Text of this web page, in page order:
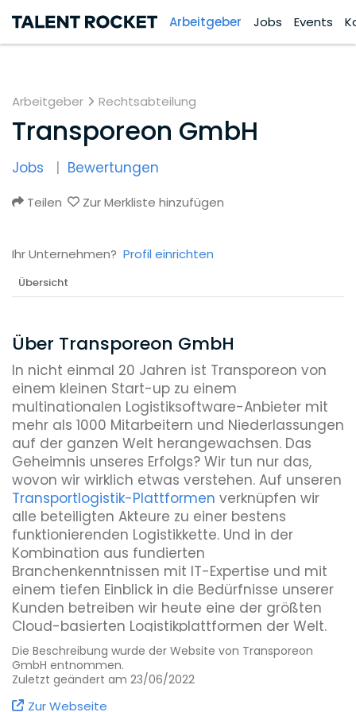
Arbeitgeber Jobs Events
Arbeitgeber Rechtsabteilung
Transporeon GmbH
Jobs Bewertungen
Teilen Zur Merkliste hinzufügen
Ihr Unternehmen? Profil einrichten
Übersicht
Über Transporeon GmbH
In nicht einmal 20 Jahren ist Transporeon von
einem kleinen Start-up zu einem
multinationalen Logistiksoftware-Anbieter mit
mehr als 1000 Mitarbeitern und Niederlassungen
auf der ganzen Welt herangewachsen. Das
Geheimnis unseres Erfolgs? Wir tun nur das,
wovon wir wirklich etwas verstehen. Auf unseren
Transportlogistik-Plattformen verknüpfen wir
alle beteiligten Akteure zu einer bestens
funktionierenden Logistikkette. Und in der
Kombination aus fundierten
Branchenkenntnissen mit IT-Expertise und mit
einem tiefen Einblick in die Bedürfnisse unserer
Kunden betreiben wir heute eine der größten
Cloud-basierten Logistikplattformen der Welt.
Unsere Cloud-basierte Logistik-Software bietet
End-to-End-Lösungen für die Transportlogistik –
Transporeon ist damit ein Full-Service-Anbieter
Die Beschreibung wurde der Website von Transporeon
GmbH entnommen.
Zuletzt geändert am 23/06/2022
Zur Webseite